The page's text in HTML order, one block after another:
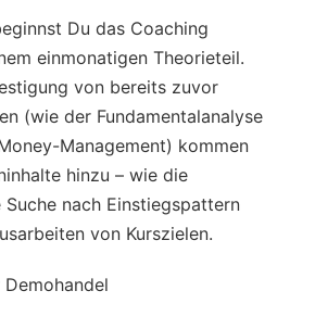
Du das Coaching
einmonatigen Theorieteil.
von bereits zuvor
(wie der Fundamentalanalyse
Management) kommen
hinzu – wie die
Suche nach Einstiegspattern
von Kurszielen.
Demohandel